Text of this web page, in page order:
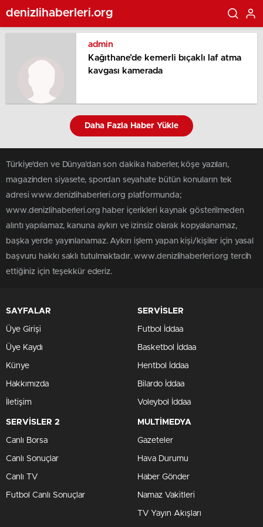
denizlihaberleri.org
admin
Kağıthane’de kemerli bıçaklı laf atma
kavgası kamerada
Daha Fazla Haber Yükle
Türkiye'den ve Dünya’dan son dakika haberler, köşe yazıları,
magazinden siyasete, spordan seyahate bütün konuların tek
adresi www.denizlihaberleri.org platformunda;
www.denizlihaberleri.org haber içerikleri kaynak gösterilmeden
alıntı yapılamaz, kanuna aykırı ve izinsiz olarak kopyalanamaz,
başka yerde yayınlanamaz. Aykırı işlem yapan kişi/kişiler için yasal
başvuru hakkı saklı tutulmaktadır. www.denizlihaberleri.org tercih
ettiğiniz için teşekkür ederiz.
SAYFALAR
Üye Girişi
Üye Kaydı
Künye
Hakkımızda
İletişim
SERVİSLER
Futbol İddaa
Basketbol İddaa
Hentbol İddaa
Bilardo İddaa
Voleybol İddaa
SERVİSLER 2
Canlı Borsa
Canlı Sonuçlar
Canlı TV
Futbol Canlı Sonuçlar
MULTİMEDYA
Gazeteler
Hava Durumu
Haber Gönder
Namaz Vakitleri
TV Yayın Akışları